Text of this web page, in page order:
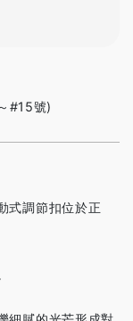
#15號)
式調節扣位於正